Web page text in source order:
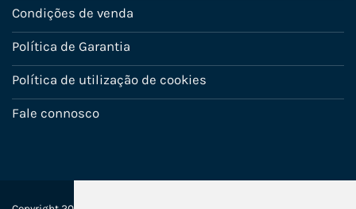
Condições de venda
Política de Garantia
Política de utilização de cookies
Fale connosco